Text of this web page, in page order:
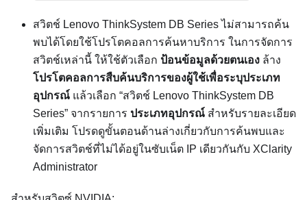
สวิตช์ Lenovo ThinkSystem DB Series ไม่สามารถค้น
พบได้โดยใช้โปรโตคอลการค้นหาบริการ ในการจัดการ
สวิตช์เหล่านี้ ให้ใช้ตัวเลือก ป้อนข้อมูลด้วยตนเอง ล้าง
โปรโตคอลการสืบค้นบริการของผู้ใช้เพื่อระบุประเภท
อุปกรณ์ แล้วเลือก “สวิตช์ Lenovo ThinkSystem DB
Series” จากรายการ ประเภทอุปกรณ์ สำหรับรายละเอียด
เพิ่มเติม โปรดดูขั้นตอนด้านล่างเกี่ยวกับการค้นพบและ
จัดการสวิตช์ที่ไม่ได้อยู่ในซับเน็ต IP เดียวกันกับ XClarity
Administrator